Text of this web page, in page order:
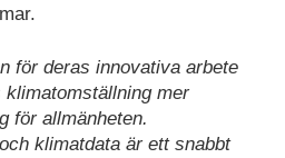
för deras innovativa arbete
mer
för allmänheten.
klimatdata är ett snabbt